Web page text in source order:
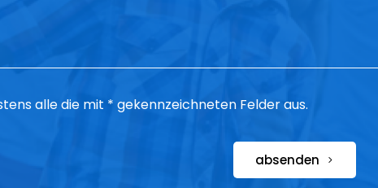
alle die mit * gekennzeichneten Felder aus.
absenden